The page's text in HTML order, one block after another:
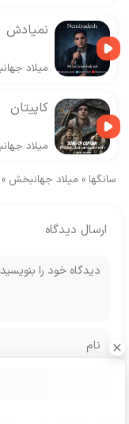
نمیادش
میلاد
کاپیتان
میلاد
سانگها » میلاد جهانبخش »
ارسال دیدگاه